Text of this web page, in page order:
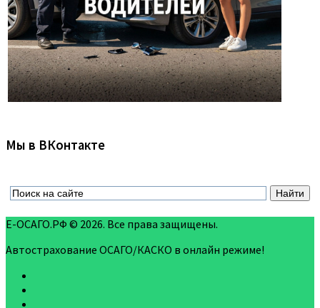
Мы в ВКонтакте
Е-ОСАГО.РФ © 2026. Все права защищены.
Автострахование ОСАГО/КАСКО в онлайн режиме!